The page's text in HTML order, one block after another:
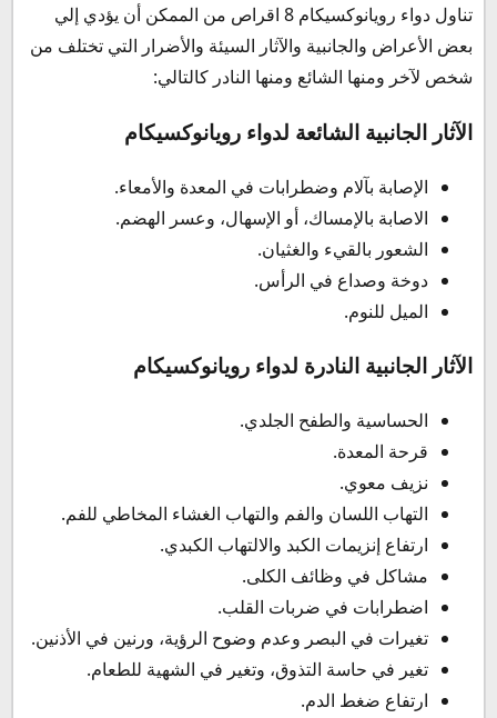
تناول دواء رويانوكسيكام 8 اقراص من الممكن أن يؤدي إلي
بعض الأعراض والجانبية والآثار السيئة والأضرار التي تختلف من
شخص لآخر ومنها الشائع ومنها النادر كالتالي:
الآثار الجانبية الشائعة لدواء رويانوكسيكام
الإصابة بآلام وضطرابات في المعدة والأمعاء.
الاصابة بالإمساك، أو الإسهال، وعسر الهضم.
الشعور بالقيء والغثيان.
دوخة وصداع في الرأس.
الميل للنوم.
الآثار الجانبية النادرة لدواء رويانوكسيكام
الحساسية والطفح الجلدي.
قرحة المعدة.
نزيف معوي.
التهاب اللسان والفم والتهاب الغشاء المخاطي للفم.
ارتفاع إنزيمات الكبد والالتهاب الكبدي.
مشاكل في وظائف الكلى.
اضطرابات في ضربات القلب.
تغيرات في البصر وعدم وضوح الرؤية، ورنين في الأذنين.
تغير في حاسة التذوق، وتغير في الشهية للطعام.
ارتفاع ضغط الدم.